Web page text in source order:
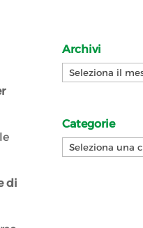
di
Archivi
Archivi
Categorie
Categorie